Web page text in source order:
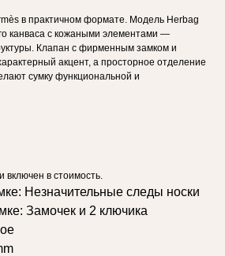
в практичном формате. Модель Herbag
канваса с кожаными элементами —
Клапан с фирменным замком и
акцент, а просторное отделение
сумку функциональной и
включен в стоимость.
Незначительные следы носки
Замочек и 2 ключика